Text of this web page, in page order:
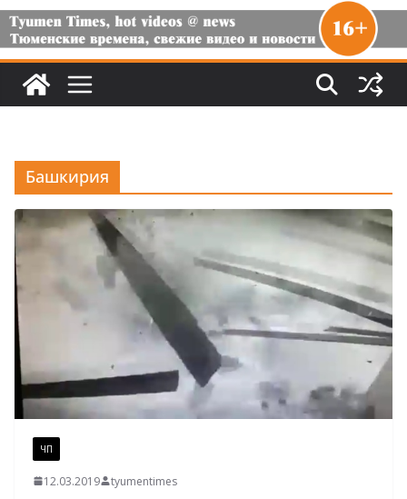
Башкирия
ЧП
12.03.2019 tyumentimes